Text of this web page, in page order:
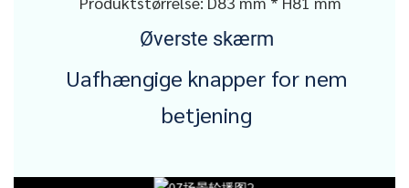
Øverste skærm
Uafhængige knapper for nem
betjening